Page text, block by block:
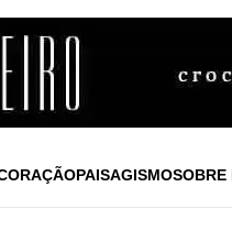
PAISAGISMOSOBRE